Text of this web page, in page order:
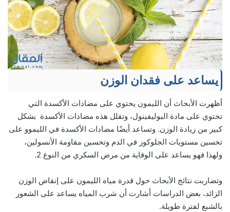
يساعد على فقدان الوزن
أظهرت الأبحاث أن الليمون يحتوي على مضادات الأكسدة التي
تحتوي على مادة البوليفينول، وتقلل هذه مضادات الأكسدة بشكل
كبير من زيادة الوزن. وتساعد أيضًا مضادات الأكسدة في الليموو على
تحسين مستويات الجلوكوز في الدم وتحسين مقاومة الأنسولين،
ولهذا فهو يساعد على الوقاية من مرض السكري من النوع 2.
وتضاربت نتائج الأبحاث حول قدرة مياه الليمون على إنقاص الوزن
الزائد، بعض الدراسات أشارت أن شرب المياه يساعد على الشعور
بالشبع لفترة طويلة.